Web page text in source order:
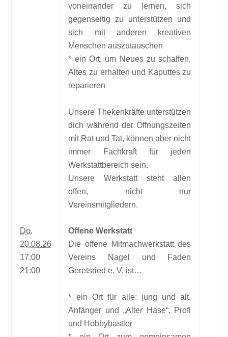
voneinander zu lernen, sich
gegenseitig zu unterstützen und
sich mit anderen kreativen
Menschen auszutauschen
* ein Ort, um Neues zu schaffen,
Altes zu erhalten und Kaputtes zu
reparieren
Unsere Thekenkräfte unterstützen
dich während der Öffnungszeiten
mit Rat und Tat, können aber nicht
immer Fachkraft für jeden
Werkstattbereich sein.
Unsere Werkstatt steht allen
offen, nicht nur
Vereinsmitgliedern.
Do.
20.08.26
17:00
21:00
Offene Werkstatt
Die offene Mitmachwerkstatt des
Vereins Nagel und Faden
Geretsried e. V. ist…
* ein Ort für alle: jung und alt,
Anfänger und „Alter Hase“, Profi
und Hobbybastler